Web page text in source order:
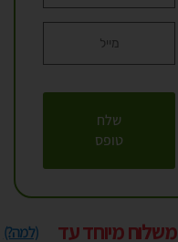
שלח
טופס
משלוח מיוחד עד
(למה?)